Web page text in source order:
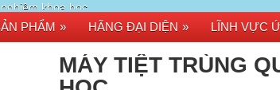
khoa học
& dược phẩm.
cơ quan nghiên
học, bệnh viện
toàn bộ lãnh thổ
PHẨM » HÃNG ĐẠI DIỆN » LĨNH VỰC
MÁY TIỆT TRÙNG